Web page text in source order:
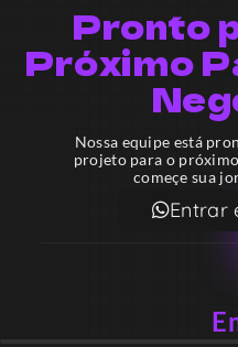
Pronto
Próximo
Nossa equipe está
projeto para o
começe sua
Entrar